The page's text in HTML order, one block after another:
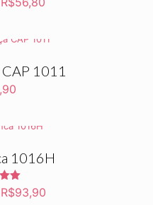
CAP 1011
1016H
R$93,90